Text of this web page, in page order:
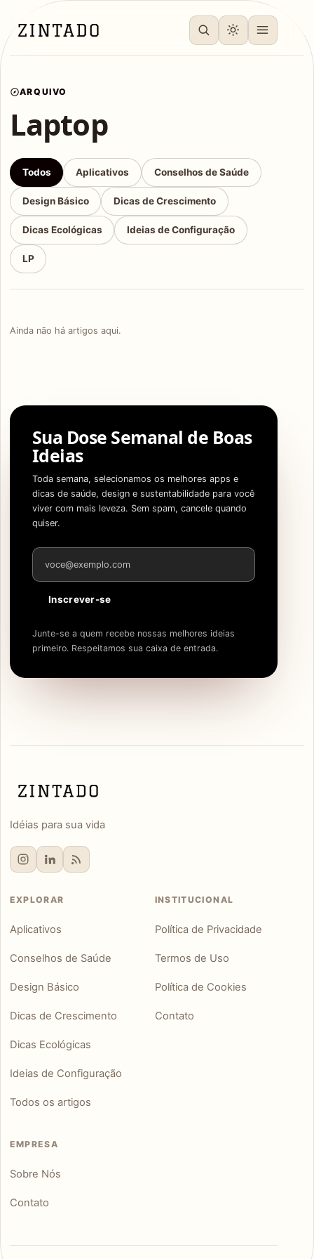
ARQUIVO
Laptop
Todos Aplicativos Conselhos de Saúde
Design Básico Dicas de Crescimento
Dicas Ecológicas Ideias de Configuração
LP
Ainda não há artigos aqui.
Sua Dose Semanal de Boas
Ideias
Toda semana, selecionamos os melhores apps e
dicas de saúde, design e sustentabilidade para você
viver com mais leveza. Sem spam, cancele quando
quiser.
Endereço de e-mail
Inscrever-se
Junte-se a quem recebe nossas melhores ideias
primeiro. Respeitamos sua caixa de entrada.
Idéias para sua vida
EXPLORAR
Aplicativos
Conselhos de Saúde
Design Básico
Dicas de Crescimento
Dicas Ecológicas
Ideias de Configuração
Todos os artigos
INSTITUCIONAL
Política de Privacidade
Termos de Uso
Política de Cookies
Contato
EMPRESA
Sobre Nós
Contato